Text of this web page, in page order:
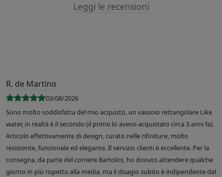
Leggi le recensioni
R. de Martino
03/08/2026
Sono molto soddisfatta del mio acquisto, un vassoio rettangolare Like
water, in realtà è il secondo (il primo lo avevo acquistato circa 3 anni fa).
Articolo effettivamente di design, curato nelle rifiniture, molto
resistente, funzionale ed elegante. Il servizio clienti è eccellente. Per la
consegna, da parte del corriere Bartolini, ho dovuto attendere qualche
giorno in più rispetto alla media, ma il disagio subito è indipendente dal